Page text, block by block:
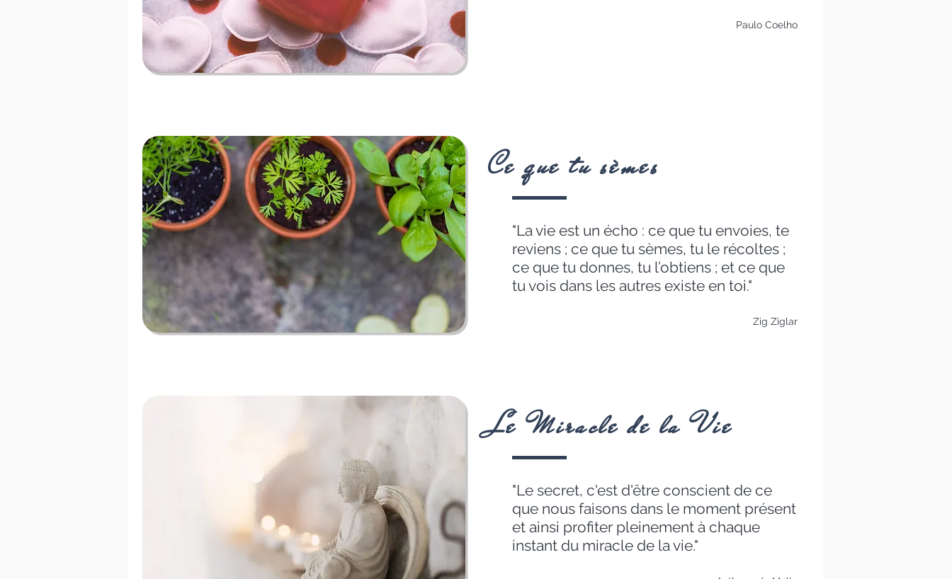
Paulo Coelho
Ce que tu sèmes
"La vie est un écho : ce que tu envoies, te
reviens ; ce que tu sèmes, tu le récoltes ;
ce que tu donnes, tu l’obtiens ; et ce que
tu vois dans les autres existe en toi."
Zig Ziglar
Le Miracle de la Vie
"Le secret, c'est d'être conscient de ce
que nous faisons dans le moment présent
et ainsi profiter pleinement à chaque
instant du miracle de la vie."